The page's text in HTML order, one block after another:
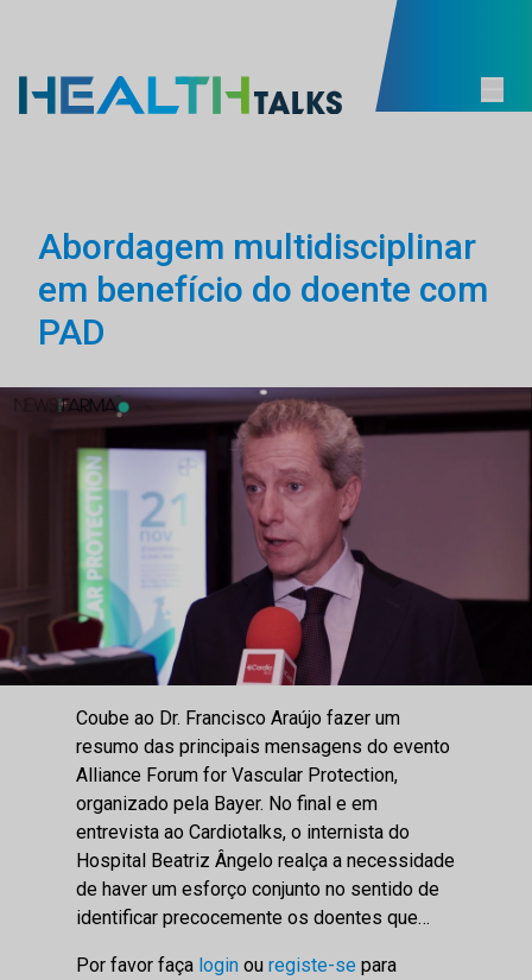
Abordagem multidisciplinar
em benefício do doente com
PAD
Coube ao Dr. Francisco Araújo fazer um
resumo das principais mensagens do evento
Alliance Forum for Vascular Protection,
organizado pela Bayer. No final e em
entrevista ao Cardiotalks, o internista do
Hospital Beatriz Ângelo realça a necessidade
de haver um esforço conjunto no sentido de
identificar precocemente os doentes que…
Por favor faça login ou registe-se para